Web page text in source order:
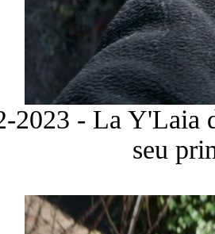
2023 - La Y'Laia
seu